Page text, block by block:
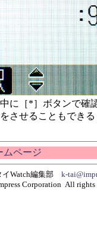
に［*］ボタンで確
させることもできる
ムページ
イWatch編集部 k-
Corporation All rights